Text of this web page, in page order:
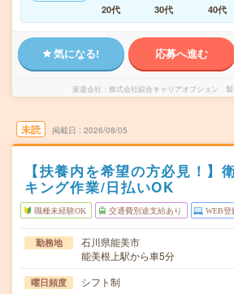
20代
30代 40代
気になる! 応募へ進む
派遣会社 株式会社綜合キャリアオプション 製
未読 掲載日 2026/08/05
【扶養内を希望の方必見！】
キング作業/日払いOK
職種未経験OK 交通費別途支給あり WEB登
勤務地
石川県能美市
能美根上駅から車5分
曜日頻度 シフト制